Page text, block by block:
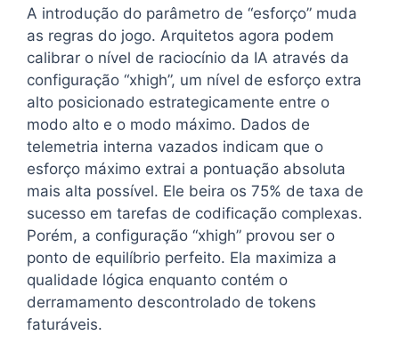
A introdução do parâmetro de “esforço” muda
as regras do jogo. Arquitetos agora podem
calibrar o nível de raciocínio da IA através da
configuração “xhigh”, um nível de esforço extra
alto posicionado estrategicamente entre o
modo alto e o modo máximo. Dados de
telemetria interna vazados indicam que o
esforço máximo extrai a pontuação absoluta
mais alta possível. Ele beira os 75% de taxa de
sucesso em tarefas de codificação complexas.
Porém, a configuração “xhigh” provou ser o
ponto de equilíbrio perfeito. Ela maximiza a
qualidade lógica enquanto contém o
derramamento descontrolado de tokens
faturáveis.